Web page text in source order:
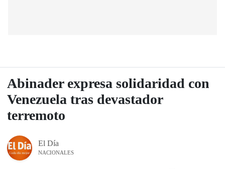
Abinader expresa solidaridad con
Venezuela tras devastador
terremoto
El Día
NACIONALES